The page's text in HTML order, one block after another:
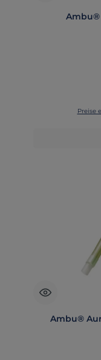
Ambu®
Preise
Ambu®